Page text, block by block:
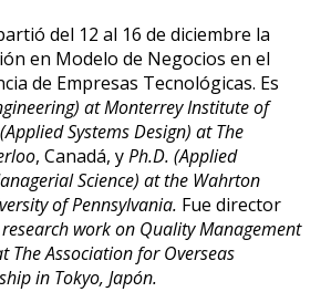
del 12 al 16 de diciembre la
en Modelo de Negocios en el
de Empresas Tecnológicas. Es
at Monterrey Institute of
Systems Design) at The
, Canadá, yPh.D. (Applied
Science) at the Wahrton
of Pennsylvania. Fue director
work on Quality Management
The Association for Overseas
in Tokyo, Japón.